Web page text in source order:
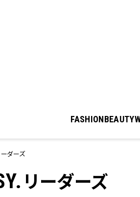
FASHIONBEAUTY
ーダーズ
リーダーズ